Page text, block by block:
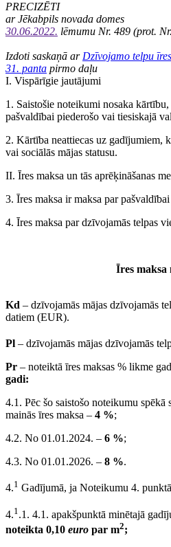
PRECIZĒTI
ar Jēkabpils novada domes
30.06.2022. lēmumu Nr. 489 (prot.
Izdoti saskaņā ar Dzīvojamo telpu
31. panta pirmo daļu
I. Vispārīgie jautājumi
1. Saistošie noteikumi nosaka
pašvaldībai piederošo vai tiesiskajā
2. Kārtība neattiecas uz gadījumiem,
vai sociālās mājas statusu.
II. Īres maksa un tās aprēķināšanas
3. Īres maksa ir maksa par
4. Īres maksa par dzīvojamās telpas
Īres maksa
Kd – dzīvojamās mājas dzīvojamās
datiem (EUR).
Pl – dzīvojamās mājas dzīvojamās
Pr – noteiktā īres maksas % likme
gadi:
4.1. Pēc šo saistošo noteikumu
mainās īres maksa – 4 %;
4.2. No 01.01.2024. – 6 %;
4.3. No 01.01.2026. – 8 %.
4.1 Gadījumā, ja Noteikumu 4.
4.1 .1. 4.1. apakšpunktā minētajā
noteikta 0,10 euro par m2;